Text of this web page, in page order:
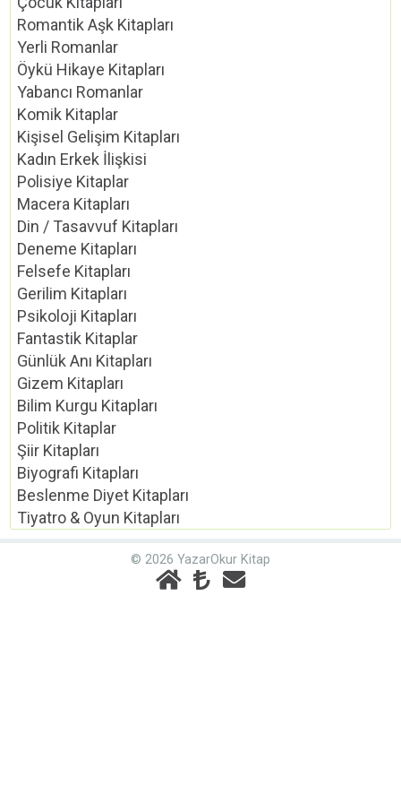
Romantik Aşk Kitapları
Yerli Romanlar
Öykü Hikaye Kitapları
Yabancı Romanlar
Komik Kitaplar
Kişisel Gelişim Kitapları
Kadın Erkek İlişkisi
Polisiye Kitaplar
Macera Kitapları
Din / Tasavvuf Kitapları
Deneme Kitapları
Felsefe Kitapları
Gerilim Kitapları
Psikoloji Kitapları
Fantastik Kitaplar
Günlük Anı Kitapları
Gizem Kitapları
Bilim Kurgu Kitapları
Politik Kitaplar
Şiir Kitapları
Biyografi Kitapları
Beslenme Diyet Kitapları
Tiyatro & Oyun Kitapları
© 2026 YazarOkur Kitap